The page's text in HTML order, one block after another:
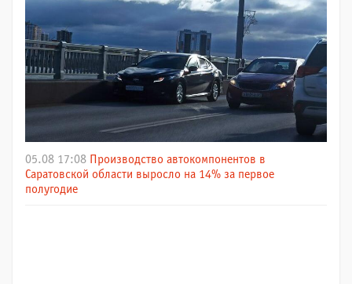
05.08 17:08 Производство автокомпонентов в
Саратовской области выросло на 14% за первое
полугодие